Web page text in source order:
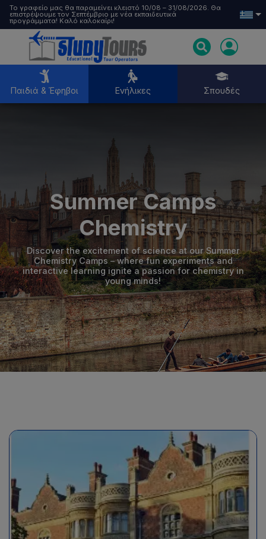
Το γραφείο μας θα παραμείνει κλειστό 10/08 – 31/08/2026. Θα
επιστρέψουμε τον Σεπτέμβριο με νέα εκπαιδευτικά
προγράμματα! Καλό καλοκαίρι!
Παιδιά & Έφηβοι Ενήλικες Σπουδές
ΣπουδέςSummer Camps
Chemistry
Discover the excitement of science at our Summer
Chemistry Camps – where fun experiments and
interactive learning ignite a passion for chemistry in
young minds!